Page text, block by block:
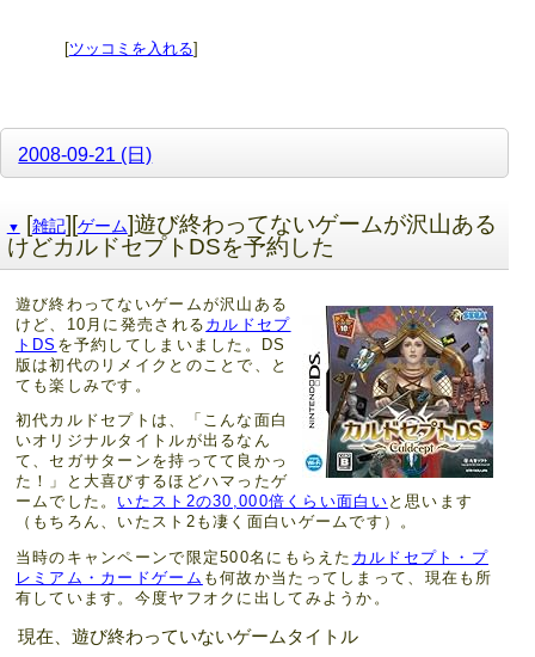
[ツッコミを入れる]
2008-09-21 (日)
▼ [雑記][ゲーム]遊び終わってないゲームが沢山ある
けどカルドセプトDSを予約した
遊び終わってないゲームが沢山ある
けど、10月に発売される カルドセプ
トDS を予約してしまいました。DS
版は初代のリメイクとのことで、と
ても楽しみです。
初代カルドセプトは、「こんな面白
いオリジナルタイトルが出るなん
て、セガサターンを持ってて良かっ
た！」と大喜びするほどハマったゲ
ームでした。 いたスト2の30,000倍くらい面白い と思います
（もちろん、いたスト2も凄く面白いゲームです）。
当時のキャンペーンで限定500名にもらえた カルドセプト・プ
レミアム・カードゲーム も何故か当たってしまって、現在も所
有しています。今度ヤフオクに出してみようか。
現在、遊び終わっていないゲームタイトル